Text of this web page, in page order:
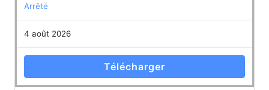
Arrêté
4 août 2026
Télécharger